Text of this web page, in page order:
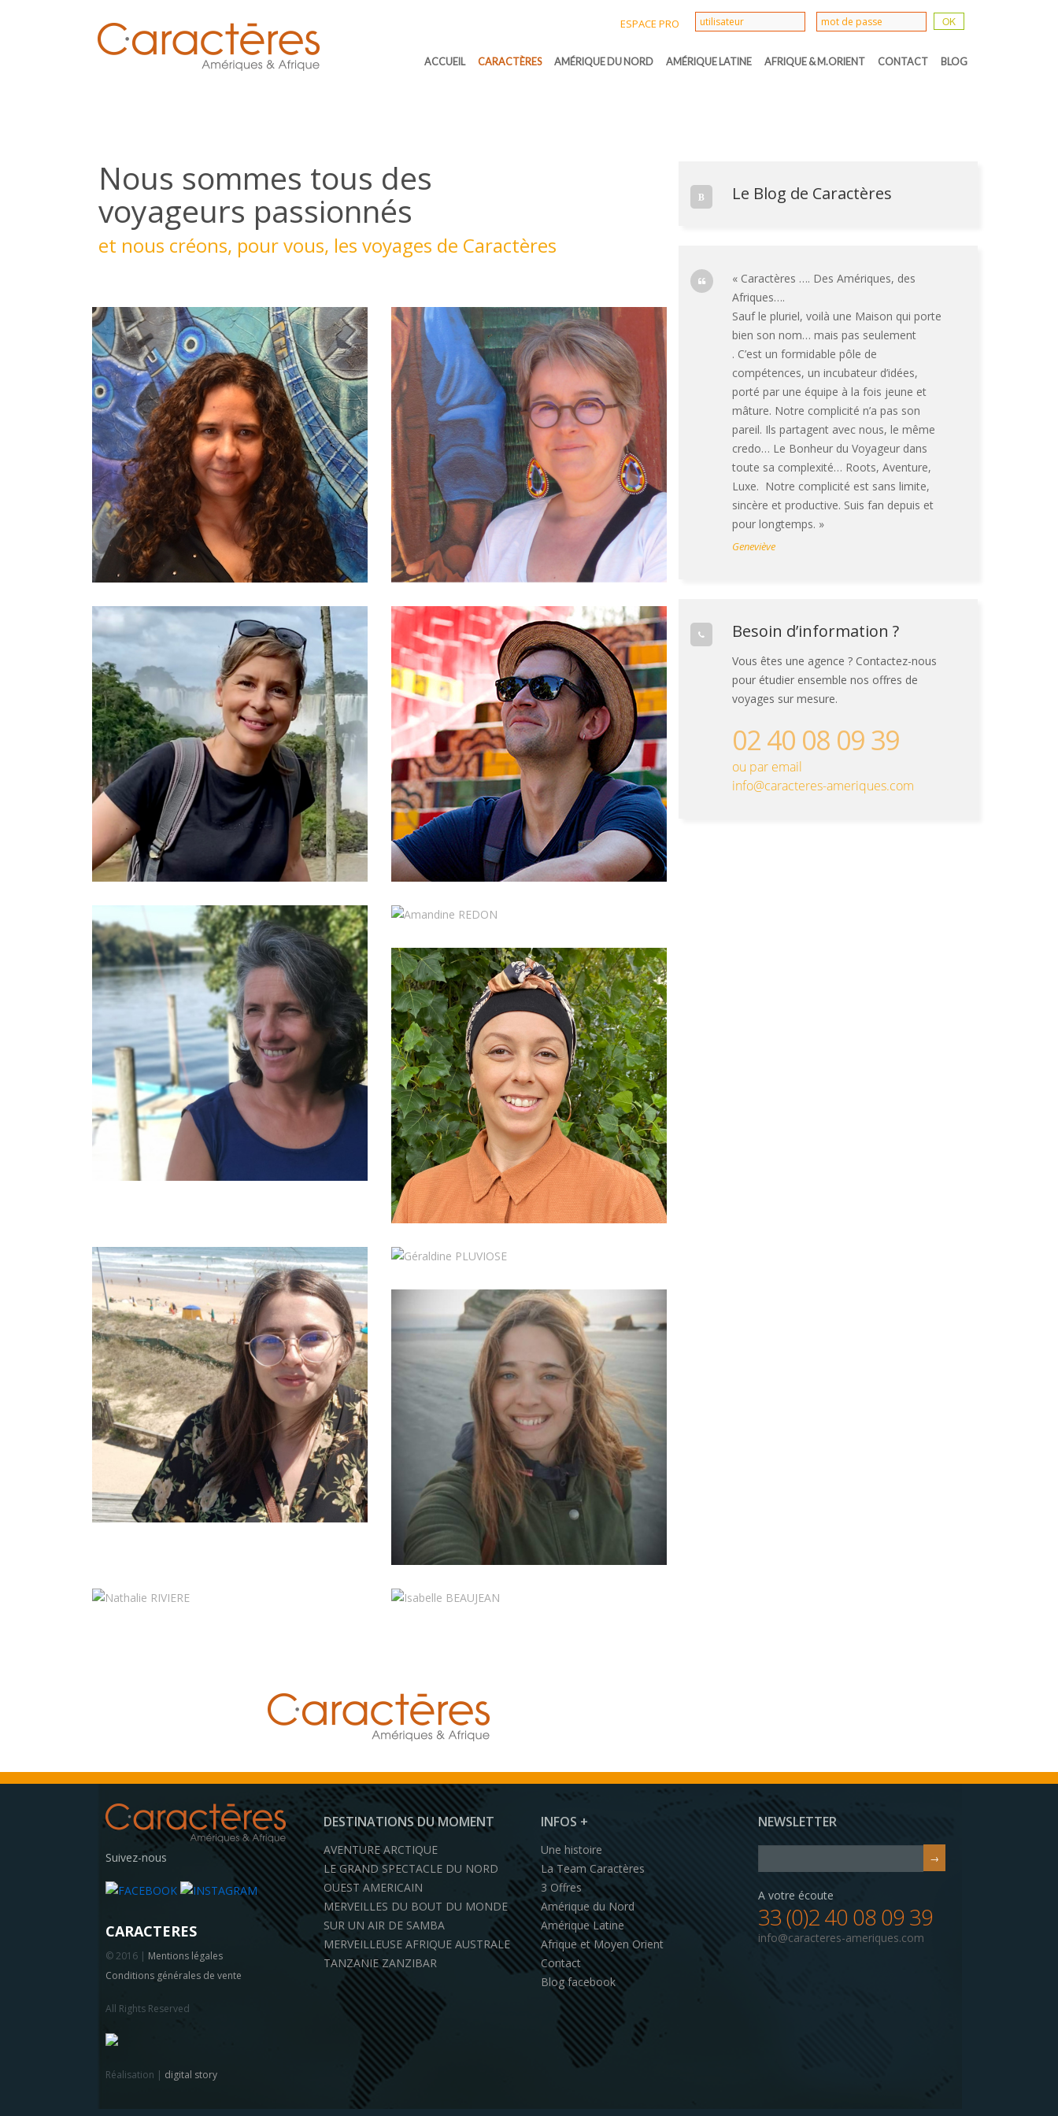
ESPACE PRO
ACCUEIL CARACTÈRES AMÉRIQUE DU NORD AMÉRIQUE LATINE AFRIQUE & M.ORIENT CONTACT BLOG
Nous sommes tous des
voyageurs passionnés
et nous créons, pour vous, les voyages de Caractères
Le Blog de Caractères
« Caractères …. Des Amériques, des
Afriques….
Sauf le pluriel, voilà une Maison qui porte
bien son nom… mais pas seulement
. C’est un formidable pôle de
compétences, un incubateur d’idées,
porté par une équipe à la fois jeune et
mâture. Notre complicité n’a pas son
pareil. Ils partagent avec nous, le même
credo… Le Bonheur du Voyageur dans
toute sa complexité… Roots, Aventure,
Luxe. Notre complicité est sans limite,
sincère et productive. Suis fan depuis et
pour longtemps. »
Geneviève
Besoin d’information ?
Vous êtes une agence ? Contactez-nous
pour étudier ensemble nos offres de
voyages sur mesure.
02 40 08 09 39
ou par email
info@caracteres-ameriques.com
Suivez-nous
CARACTERES
© 2016 | Mentions légales
Conditions générales de vente
All Rights Reserved
Réalisation | digital story
DESTINATIONS DU MOMENT
AVENTURE ARCTIQUE
LE GRAND SPECTACLE DU NORD
OUEST AMERICAIN
MERVEILLES DU BOUT DU MONDE
SUR UN AIR DE SAMBA
MERVEILLEUSE AFRIQUE AUSTRALE
TANZANIE ZANZIBAR
INFOS +
Une histoire
La Team Caractères
3 Offres
Amérique du Nord
Amérique Latine
Afrique et Moyen Orient
Contact
Blog facebook
NEWSLETTER
A votre écoute
33 (0)2 40 08 09 39
info@caracteres-ameriques.com